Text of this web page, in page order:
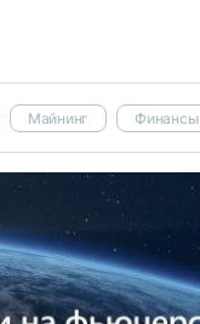
Майнинг Финансы